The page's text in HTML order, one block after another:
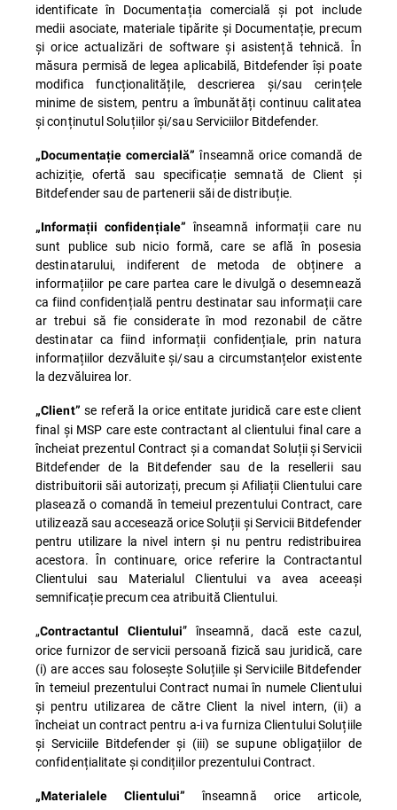
identificate în Documentația comercială și pot include
medii asociate, materiale tipărite și Documentație, precum
și orice actualizări de software și asistență tehnică. În
măsura permisă de legea aplicabilă, Bitdefender își poate
modifica funcționalitățile, descrierea și/sau cerințele
minime de sistem, pentru a îmbunătăți continuu calitatea
și conținutul Soluțiilor și/sau Serviciilor Bitdefender.
„Documentație comercială” înseamnă orice comandă de
achiziție, ofertă sau specificație semnată de Client și
Bitdefender sau de partenerii săi de distribuție.
„Informații confidențiale” înseamnă informații care nu
sunt publice sub nicio formă, care se află în posesia
destinatarului, indiferent de metoda de obținere a
informațiilor pe care partea care le divulgă o desemnează
ca fiind confidențială pentru destinatar sau informații care
ar trebui să fie considerate în mod rezonabil de către
destinatar ca fiind informații confidențiale, prin natura
informațiilor dezvăluite și/sau a circumstanțelor existente
la dezvăluirea lor.
„Client” se referă la orice entitate juridică care este client
final și MSP care este contractant al clientului final care a
încheiat prezentul Contract și a comandat Soluții și Servicii
Bitdefender de la Bitdefender sau de la resellerii sau
distribuitorii săi autorizați, precum și Afiliații Clientului care
plasează o comandă în temeiul prezentului Contract, care
utilizează sau accesează orice Soluții și Servicii Bitdefender
pentru utilizare la nivel intern și nu pentru redistribuirea
acestora. În continuare, orice referire la Contractantul
Clientului sau Materialul Clientului va avea aceeași
semnificație precum cea atribuită Clientului.
„Contractantul Clientului” înseamnă, dacă este cazul,
orice furnizor de servicii persoană fizică sau juridică, care
(i) are acces sau folosește Soluțiile și Serviciile Bitdefender
în temeiul prezentului Contract numai în numele Clientului
și pentru utilizarea de către Client la nivel intern, (ii) a
încheiat un contract pentru a-i va furniza Clientului Soluțiile
și Serviciile Bitdefender și (iii) se supune obligațiilor de
confidențialitate și condițiilor prezentului Contract.
„Materialele Clientului” înseamnă orice articole,